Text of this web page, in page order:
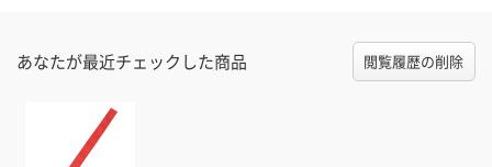
あなたが最近チェックした商品 閲覧履歴の削除